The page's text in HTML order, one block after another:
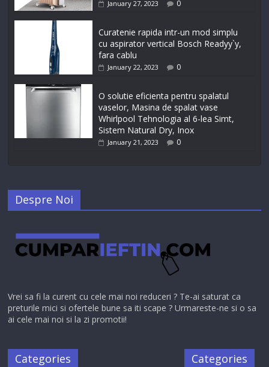
January 27, 2023 0
Curatenie rapida intr-un mod simplu
cu aspirator vertical Bosch Readyy`y,
fara cablu
January 22, 2023 0
O solutie eficienta pentru spalatul
vaselor, Masina de spalat vase
Whirlpool Tehnologia al 6-lea Simt,
Sistem Natural Dry, Inox
January 21, 2023 0
Despre Noi
Vrei sa fi la curent cu cele mai noi reduceri ? Te-ai saturat ca
preturile mici si ofertele bune sa iti scape ? Urmareste-ne si o sa
ai cele mai noi si la zi promotii!
Categories Categories